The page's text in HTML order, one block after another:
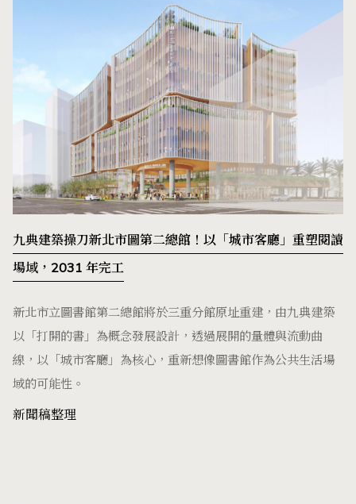
九典建築操刀新北市圖第二總館！以「城市客廳」重塑閱讀
場域，2031 年完工
新北市立圖書館第二總館將於三重分館原址重建，由九典建築
以「打開的書」為概念發展設計，透過展開的量體與流動曲
線，以「城市客廳」為核心，重新想像圖書館作為公共生活場
域的可能性。
新聞稿整理